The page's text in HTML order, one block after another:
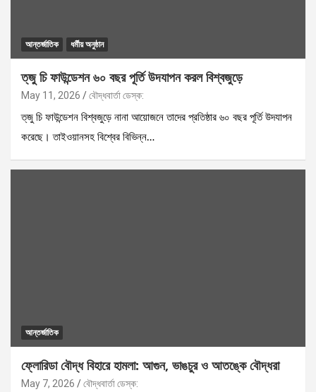
আন্তর্জাতিক ধর্মীয় অনুষ্ঠান
ত্‌জু চি ফাউন্ডেশন ৬০ বছর পূর্তি উদযাপন করল বিশ্বজুড়ে
May 11, 2026 বৌদ্ধবার্তা ডেস্ক:
ত্‌জু চি ফাউন্ডেশন বিশ্বজুড়ে নানা আয়োজনে তাদের প্রতিষ্ঠার ৬০ বছর পূর্তি উদযাপন
করেছে। তাইওয়ানসহ বিশ্বের বিভিন্ন…
আন্তর্জাতিক
ফ্লোরিডা বৌদ্ধ বিহারে হামলা: আগুন, ভাঙচুর ও আতঙ্কে বৌদ্ধরা
May 7, 2026 বৌদ্ধবার্তা ডেস্ক: